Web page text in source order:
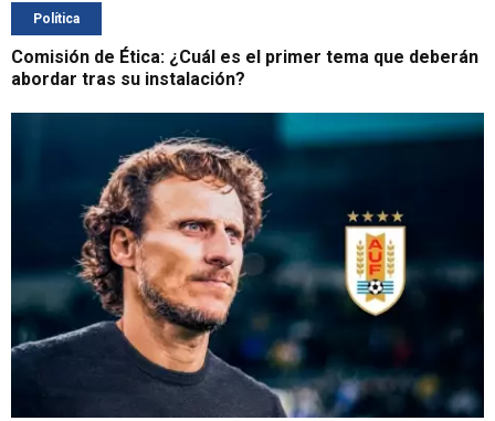
Política
Comisión de Ética: ¿Cuál es el primer tema que deberán
abordar tras su instalación?